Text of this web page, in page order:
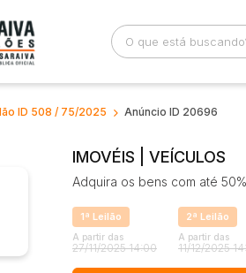
chave Categoria
Comitente
ID 508 / 75/2025 Anúncio ID 20696
IMOVÉIS | VEÍCULOS
Adquira os bens com até
1ª Leilão
A partir das
27/11/2025 14:00
2ª Leilão
A partir das
11/12/2025